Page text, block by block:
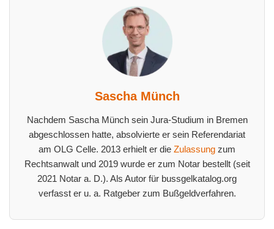
Sascha Münch
Nachdem Sascha Münch sein Jura-Studium in Bremen
abgeschlossen hatte, absolvierte er sein Referendariat
am OLG Celle. 2013 erhielt er die Zulassung zum
Rechtsanwalt und 2019 wurde er zum Notar bestellt (seit
2021 Notar a. D.). Als Autor für bussgelkatalog.org
verfasst er u. a. Ratgeber zum Bußgeldverfahren.